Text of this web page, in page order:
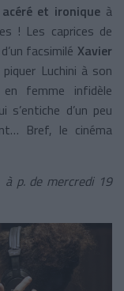
et ironique à
! Les caprices de
facsimilé Xavier
Luchini à son
en femme infidèle
s’entiche d’un peu
Bref, le cinéma
p. de mercredi 19